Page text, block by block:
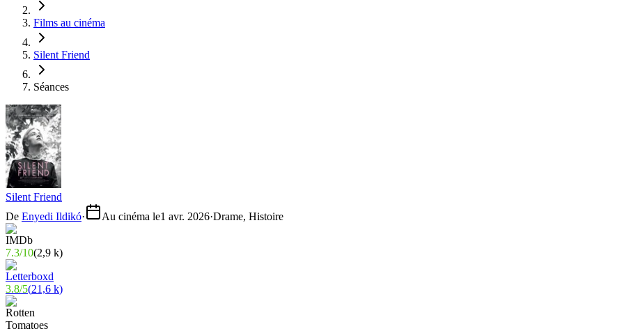
Films au cinéma
Silent Friend
Séances
Silent Friend
De Enyedi Ildikó· Au cinéma le1 avr. 2026·Drame, Histoire
7.3/10(2,9 k)
3.8/5(21,6 k)